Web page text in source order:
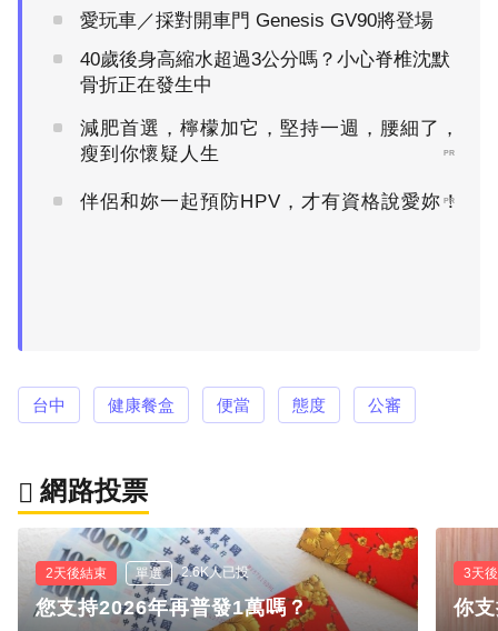
愛玩車／採對開車門 Genesis GV90將登場
40歲後身高縮水超過3公分嗎？小心脊椎沈默
骨折正在發生中
減肥首選，檸檬加它，堅持一週，腰細了，
瘦到你懷疑人生
PR
伴侶和妳一起預防HPV，才有資格說愛妳！
PR
台中 健康餐盒 便當 態度 公審
網路投票
2天後結束 單選 2.6K人已投
您支持2026年再普發1萬嗎？
3天
你